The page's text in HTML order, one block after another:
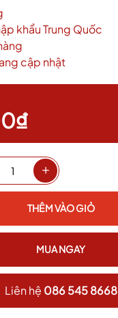
khẩu Trung Quốc
cập nhật
THÊM VÀO GIỎ
MUA NGAY
Liên hệ 086 545 8668